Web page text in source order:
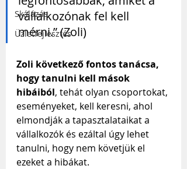
Skálázás
Üzletfejlesztés
vállalkozónak fel kell
mérni.” (Zoli)
Zoli következő fontos tanácsa,
hogy tanulni kell mások
hibáiból, tehát olyan csoportokat,
eseményeket, kell keresni, ahol
elmondják a tapasztalataikat a
vállalkozók és ezáltal úgy lehet
tanulni, hogy nem követjük el
ezeket a hibákat.